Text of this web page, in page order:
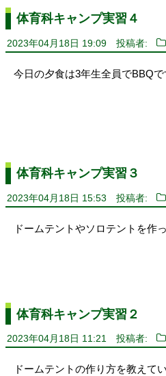
体育科キャンプ実習４
2023年04月18日 19:09 投稿者:
今日の夕食は3年生全員でBBQで
体育科キャンプ実習３
2023年04月18日 15:53 投稿者:
ドームテントやソロテント
体育科キャンプ実習２
2023年04月18日 11:21 投稿者:
ドームテントの作り方を教え